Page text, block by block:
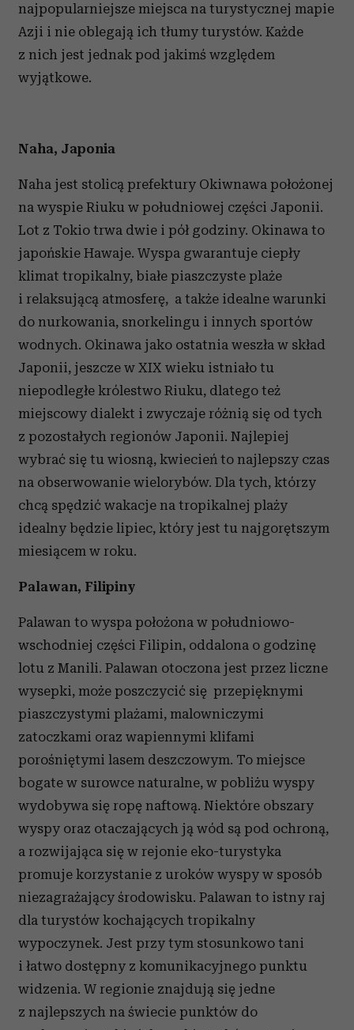
najpopularniejsze miejsca na turystycznej mapie
Azji i nie oblegają ich tłumy turystów. Każde
z nich jest jednak pod jakimś względem
wyjątkowe.
Naha, Japonia
Naha jest stolicą prefektury Okiwnawa położonej
na wyspie Riuku w południowej części Japonii.
Lot z Tokio trwa dwie i pół godziny. Okinawa to
japońskie Hawaje. Wyspa gwarantuje ciepły
klimat tropikalny, białe piaszczyste plaże
i relaksującą atmosferę, a także idealne warunki
do nurkowania, snorkelingu i innych sportów
wodnych. Okinawa jako ostatnia weszła w skład
Japonii, jeszcze w XIX wieku istniało tu
niepodległe królestwo Riuku, dlatego też
miejscowy dialekt i zwyczaje różnią się od tych
z pozostałych regionów Japonii. Najlepiej
wybrać się tu wiosną, kwiecień to najlepszy czas
na obserwowanie wielorybów. Dla tych, którzy
chcą spędzić wakacje na tropikalnej plaży
idealny będzie lipiec, który jest tu najgorętszym
miesiącem w roku.
Palawan, Filipiny
Palawan to wyspa położona w południowo-
wschodniej części Filipin, oddalona o godzinę
lotu z Manili. Palawan otoczona jest przez liczne
wysepki, może poszczycić się przepięknymi
piaszczystymi plażami, malowniczymi
zatoczkami oraz wapiennymi klifami
porośniętymi lasem deszczowym. To miejsce
bogate w surowce naturalne, w pobliżu wyspy
wydobywa się ropę naftową. Niektóre obszary
wyspy oraz otaczających ją wód są pod ochroną,
a rozwijająca się w rejonie eko-turystyka
promuje korzystanie z uroków wyspy w sposób
niezagrażający środowisku. Palawan to istny raj
dla turystów kochających tropikalny
wypoczynek. Jest przy tym stosunkowo tani
i łatwo dostępny z komunikacyjnego punktu
widzenia. W regionie znajdują się jedne
z najlepszych na świecie punktów do